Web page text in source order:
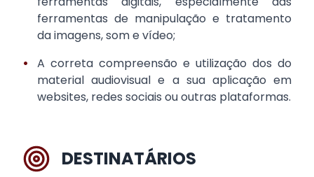
ferramentas de manipulação e tratamento
da imagens, som e vídeo;
•
A correta compreensão e utilização dos do
material audiovisual e a sua aplicação em
websites, redes sociais ou outras plataformas.
DESTINATÁRIOS